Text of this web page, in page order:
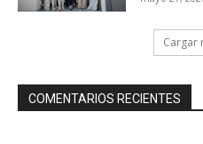
Cargar
COMENTARIOS RECIENTES